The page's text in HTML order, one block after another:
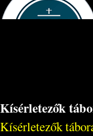
Kísérletezők
Kísérletezők